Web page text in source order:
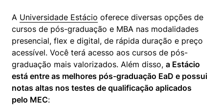
A Universidade Estácio oferece diversas opções de
cursos de pós-graduação e MBA nas modalidades
presencial, flex e digital, de rápida duração e preço
acessível. Você terá acesso aos cursos de pós-
graduação mais valorizados. Além disso, a Estácio
está entre as melhores pós-graduação EaD e possui
notas altas nos testes de qualificação aplicados
pelo MEC: